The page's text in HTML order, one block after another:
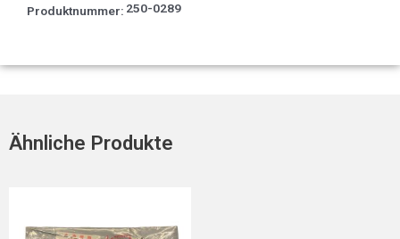
Produktnummer: 250-0289
Ähnliche Produkte